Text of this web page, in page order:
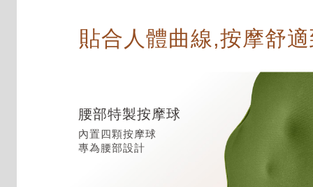
貼合人體曲線,按摩舒
腰部特製按摩球
內置四顆按摩球
專為腰部設計